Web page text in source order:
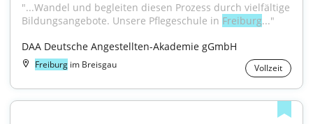
"...Wandel und begleiten diesen Prozess durch vielfältige
Bildungsangebote. Unsere Pflegeschule in Freiburg..."
DAA Deutsche Angestellten-Akademie gGmbH
Freiburg im Breisgau Vollzeit